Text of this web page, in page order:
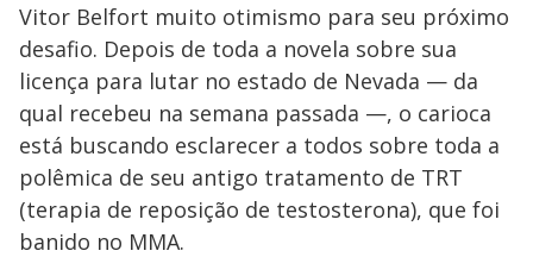
Vitor Belfort muito otimismo para seu próximo
desafio. Depois de toda a novela sobre sua
licença para lutar no estado de Nevada — da
qual recebeu na semana passada —, o carioca
está buscando esclarecer a todos sobre toda a
polêmica de seu antigo tratamento de TRT
(terapia de reposição de testosterona), que foi
banido no MMA.